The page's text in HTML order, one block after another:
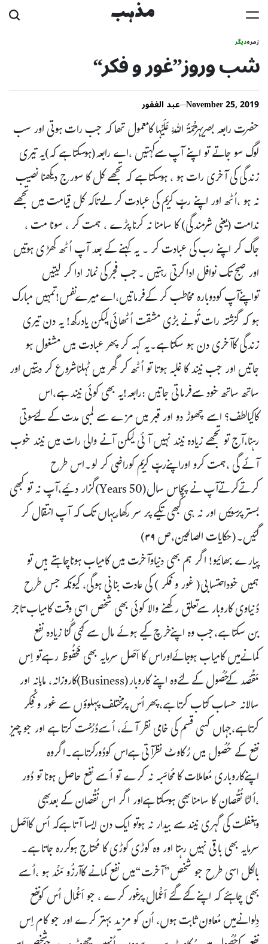
Skip
content
مذہب
زمرہدیگر
شب وروز”غور و فکر“
November 25, 2019 عبد الغفور
حضرت رابعہ بصریہرَحْمَۃُ اللّٰہ عَلَیْہا کامعمول تھا کہ جب رات ہوتی اور سب
لوگ سو جاتے تو اپنے آپ سےکہتیں ،اے رابعہ(ہوسکتا ہے کہ)یہ تیری
زندگی کی آخری رات ہو ، ہوسکتا ہے کہ تجھے کل کا سورج دیکھنا نصیب
نہ ہو ،اُٹھ اور اپنے ربِّ کریم کی عبادت کر لےتاکہ کل قیامت میں تجھے
ندامت (یعنی شرمندگی) کا سامنا نہ کرنا پڑے ، ہمت کر ، سونا مت ،
جاگ کر اپنے رب کی عبادت کر ۔ یہ کہنے کے بعد آپ اُٹھ کھڑی ہوتیں
اور صبح تک نوافل اداکرتی رہتیں ۔جب فجرکی نماز ادا کر لیتیں
تواپنےآپ کودوبارہ مخاطب کر کےفرماتیں،اےمیرےنفس!تمہیں مبارک
ہو کہ گزشتہ رات تُونے بڑی مشقت اُٹھائی،لیکن یادرکھ! یہ دن تیری
زندگی کاآخری دن ہو سکتا ہے۔یہ کہہ کر پھر عبادت میں مشغول ہو
جاتیں اور جب نیند کا غلبہ ہوتا تو اُٹھ کر گھر میں ٹہلناشروع کر دیتیں اور
ساتھ ساتھ خود سےفرماتی جاتیں :رابعہ!یہ بھی کوئی نیند ہے،اس
کاکیالطف؟ اسے چھوڑ دو اور قبر میں مزے سے لمبی مدت کے لئےسوتی
رہنا،آج تو تجھے زیادہ نیند نہیں آئی لیکن آنے والی رات میں نیند خوب
آئے گی ،ہمت کرو اوراپنےربِّ کریم کوراضی کر لو۔اس طرح
کرتےکرتےآپ نے پچاس سال(50 Years)گزار دئیے،آپ نہ تو کبھی
بستر پرسوئیں اور نہ ہی کبھی تکیے پر سر رکھا،یہاں تک کہ آپ انتقال کر
گئیں۔(حکایات الصالحین،ص ۳۹)
پیارے بھائیو! اگر ہم بھی دنیاوآخرت میں کامیاب ہوناچاہتے ہیں تو
ہمیں خوداحتسابی( غور و فکر ) کی عادت بنانی ہوگی، کیونکہ جس طرح
دُنیاوی کاروبار سےتعلق رکھنے والا کوئی بھی شخص اسی وقت کامیاب تاجر
بن سکتا ہے،جب وہ اپنےخرچ کیے ہوئے مال سے کئی گُنا زیادہ نفع
کمانےمیں کامیاب ہوجائےاوراس کا اَصَل سرمایہ بھی مَحْفُوظ رہےتو اِس
مَقْصَد کےحُصُول کےلئےوہ اپنے کاروبار(Business)كاروزانہ، ماہانہ اور
سالانہ حساب کتاب کرتا ہے،پھر اُس پرمختلف پہلوؤں سے غور و فِکْر
کرتاہے،جہاں کسی قسم کی خامی نظر آئے، اُسےدُرُسْت کرتا ہے اور جوچیز
نفع کے حُصُول میں رُکاوٹ نظرآتی ہےاس کودُورکرتاہے۔اگروہ
اپنےکاروباری مُعاملات کامُحاسَبہ نہ کرے تو اُسے نفع حاصل ہونا تو دُور
،اُلٹا نُقْصان کا سامنابھی ہوسکتا ہےاور اگر اس نُقْصان کے بعدبھی
وہغفلت کی گہری نیندسے بیدار نہ ہوتو ایک دن ایسا آتا ہےکہ اُس کااَصَل
سرمایہ بھی باقی نہیں رہتا اور وہ کوڑی کوڑی کا مُحتاج ہوکررہ جاتا ہے۔
بالکل اسی طرح جو شخص”آخرت“میں نفع کمانے کاآرزُو مَنْد ہو ،اُسے
بھی چاہئے کہ اپنے کئے گئے اَعْمال پرغور کرے ، جو اَعْمال اُس کونفع
دِلوانےمیں مُعاون ثابت ہوں، اُن کو مزید بہتر کرے اور جو کام اِس